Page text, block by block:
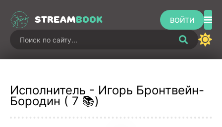
STREAMBOOK ВОЙТИ
Исполнитель - Игорь Бронтвейн-
Бородин ( 7 📚)